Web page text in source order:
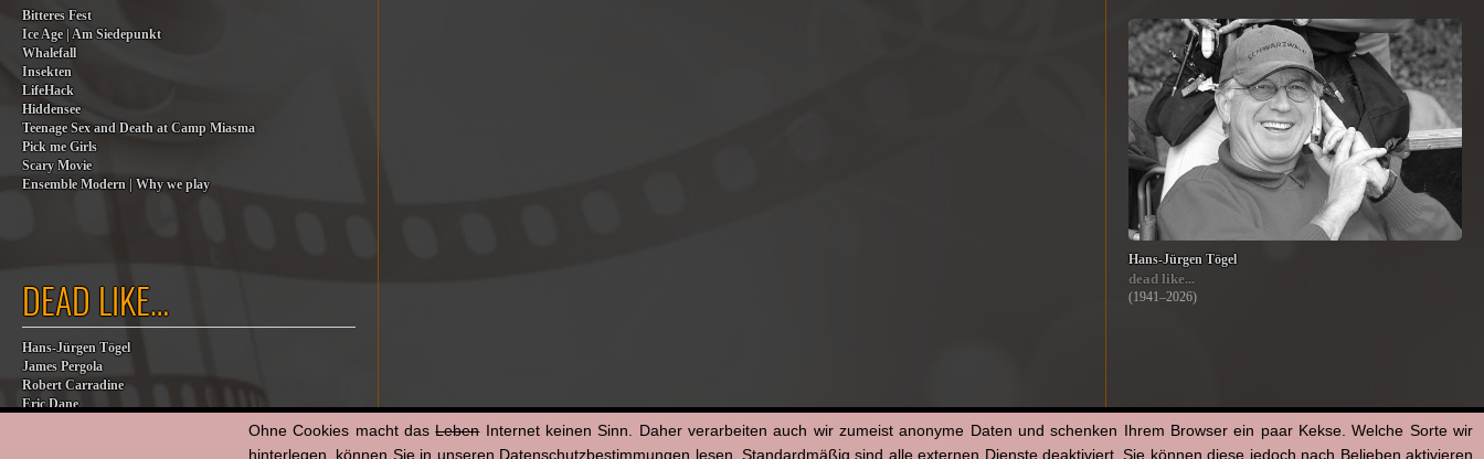
Bitteres Fest
Ice Age | Am Siedepunkt
Whalefall
Insekten
LifeHack
Hiddensee
Teenage Sex and Death at Camp Miasma
Pick me Girls
Scary Movie
Ensemble Modern | Why we play
DEAD LIKE…
Hans-Jürgen Tögel
James Pergola
Robert Carradine
Eric Dane
Hans-Jürgen Tögel
dead like...
(1941–2026)
Ohne Cookies macht dasLebenInternet keinen Sinn. Daher verarbeiten auch wir zumeist anonyme Daten und schenken Ihrem Browser ein paar Kekse. Welche Sorte wir
hinterlegen, können Sie in unseren Datenschutzbestimmungen lesen. Standardmäßig sind alle externen Dienste deaktiviert. Sie können diese jedoch nach Belieben aktivieren